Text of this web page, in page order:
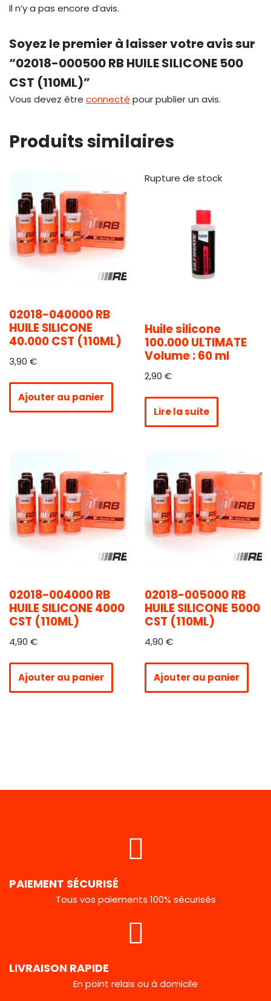
Il n’y a pas encore d’avis.
Soyez le premier à laisser votre avis sur
“02018-000500 RB HUILE SILICONE 500
CST (110ML)”
Vous devez être connecté pour publier un avis.
Produits similaires
02018-040000 RB
HUILE SILICONE
40.000 CST (110ML)
3,90 €
Ajouter au panier
Rupture de stock
Huile silicone
100.000 ULTIMATE
Volume : 60 ml
2,90 €
Lire la suite
02018-004000 RB
HUILE SILICONE 4000
CST (110ML)
4,90 €
Ajouter au panier
02018-005000 RB
HUILE SILICONE 5000
CST (110ML)
4,90 €
Ajouter au panier
PAIEMENT SÉCURISÉ
Tous vos paiements 100% sécurisés
LIVRAISON RAPIDE
En point relais ou à domicile